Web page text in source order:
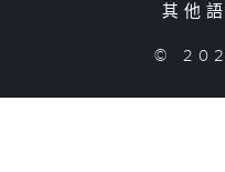
其他
©